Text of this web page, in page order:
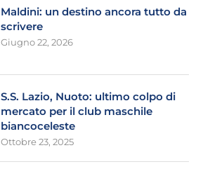
Maldini: un destino ancora tutto da
scrivere
Giugno 22, 2026
S.S. Lazio, Nuoto: ultimo colpo di
mercato per il club maschile
biancoceleste
Ottobre 23, 2025